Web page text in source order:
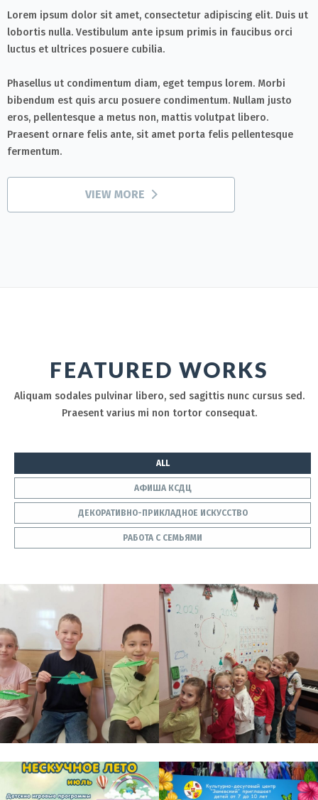
Lorem ipsum dolor sit amet, consectetur adipiscing elit. Duis ut
lobortis nulla. Vestibulum ante ipsum primis in faucibus orci
luctus et ultrices posuere cubilia.
Phasellus ut condimentum diam, eget tempus lorem. Morbi
bibendum est quis arcu posuere condimentum. Nullam justo
eros, pellentesque a metus non, mattis volutpat libero.
Praesent ornare felis ante, sit amet porta felis pellentesque
fermentum.
VIEW MORE
FEATURED WORKS
Aliquam sodales pulvinar libero, sed sagittis nunc cursus sed.
Praesent varius mi non tortor consequat.
ALL
АФИША КСДЦ
ДЕКОРАТИВНО-ПРИКЛАДНОЕ ИСКУССТВО
РАБОТА С СЕМЬЯМИ